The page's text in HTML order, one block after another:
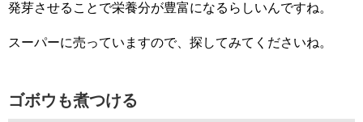
発芽させることで栄養分が豊富になるらしいんですね。
スーパーに売っていますので、探してみてくださいね。
ゴボウも煮つける